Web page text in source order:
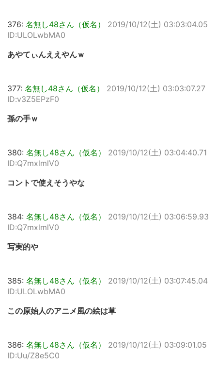
376: 名無し48さん（仮名）
2019/10/12(土) 03:03:04.05
ID:ULOLwbMA0
あやてぃんええやんｗ
377: 名無し48さん（仮名）
2019/10/12(土) 03:03:07.27
ID:v3Z5EPzF0
孫の手ｗ
380: 名無し48さん（仮名）
2019/10/12(土) 03:04:40.71
ID:Q7mxlmlV0
コントで使えそうやな
384: 名無し48さん（仮名）
2019/10/12(土) 03:06:59.93
ID:Q7mxlmlV0
写実的や
385: 名無し48さん（仮名）
2019/10/12(土) 03:07:45.04
ID:ULOLwbMA0
この原始人のアニメ風の絵は草
386: 名無し48さん（仮名）
2019/10/12(土) 03:09:01.05
ID:Uu/Z8e5C0